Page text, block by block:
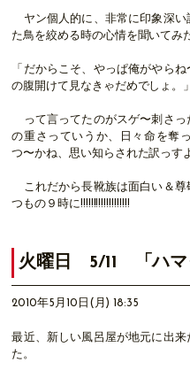
ヤン個人的に、非常に印象深い
た鳥を絞める時の心情を聞いてみ
「だからこそ、やっぱ俺がやら
の腹開けて見なきゃだめでしょ。」
って言ってたのがスゲ〜刺さっ
の重さっていうか、日々命を奪
つ〜かね、思い知らされた訳っす
これだから長靴族は面白い＆尊
つもの９時に!!!!!!!!!!!!!!!!!!!
火曜日 5/11 「ハマ
2010年5月10日(月) 18:35
最近、新しい風呂屋が地元に出
た。